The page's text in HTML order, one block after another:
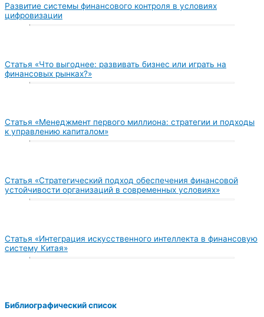
Развитие системы финансового контроля в условиях
цифровизации
Статья «Что выгоднее: развивать бизнес или играть на
финансовых рынках?»
Статья «Менеджмент первого миллиона: стратегии и подходы
к управлению капиталом»
Статья «Стратегический подход обеспечения финансовой
устойчивости организаций в современных условиях»
Статья «Интеграция искусственного интеллекта в финансовую
систему Китая»
Библиографический список